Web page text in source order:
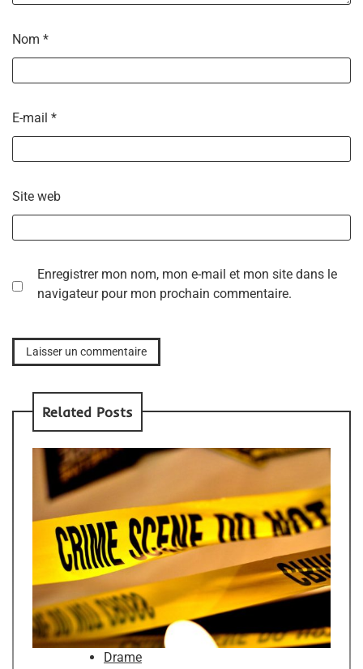
Nom *
E-mail *
Site web
Enregistrer mon nom, mon e-mail et mon site dans le
navigateur pour mon prochain commentaire.
Related Posts
Drame